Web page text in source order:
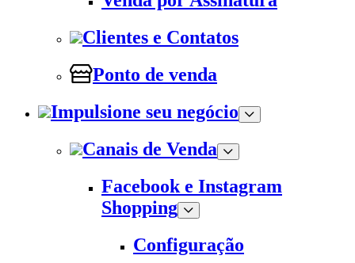
Clientes e Contatos
Ponto de venda
Impulsione seu negócio
Canais de Venda
Facebook e Instagram
Shopping
Configuração